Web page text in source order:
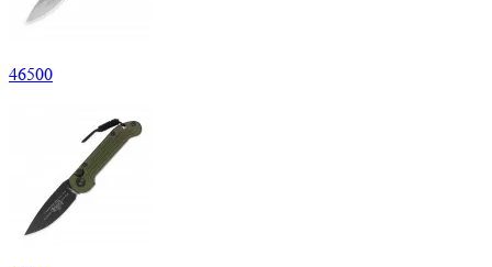
46500